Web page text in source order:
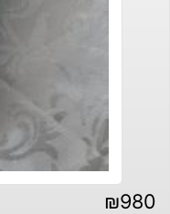
₪980